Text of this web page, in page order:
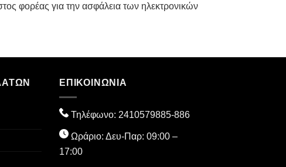
φορέας για την ασφάλεια των ηλεκτρονικών
ΕΠΙΚΟΙΝΩΝΙΑ
Τηλέφωνο: 2410579885-886
Ωράριο: Δευ-Παρ: 09:00 –
17:00